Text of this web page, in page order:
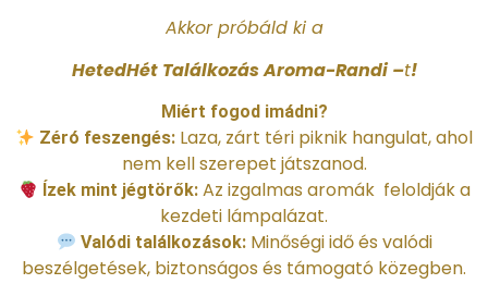
Akkor próbáld ki a
HetedHét Találkozás Aroma-Randi –t!
Miért fogod imádni?
Zéró feszengés: Laza, zárt téri piknik hangulat, ahol
nem kell szerepet játszanod.
Ízek mint jégtörők:Az izgalmas aromák feloldják a
kezdeti lámpalázat.
Valódi találkozások:Minőségi idő és valódi
beszélgetések, biztonságos és támogató közegben.